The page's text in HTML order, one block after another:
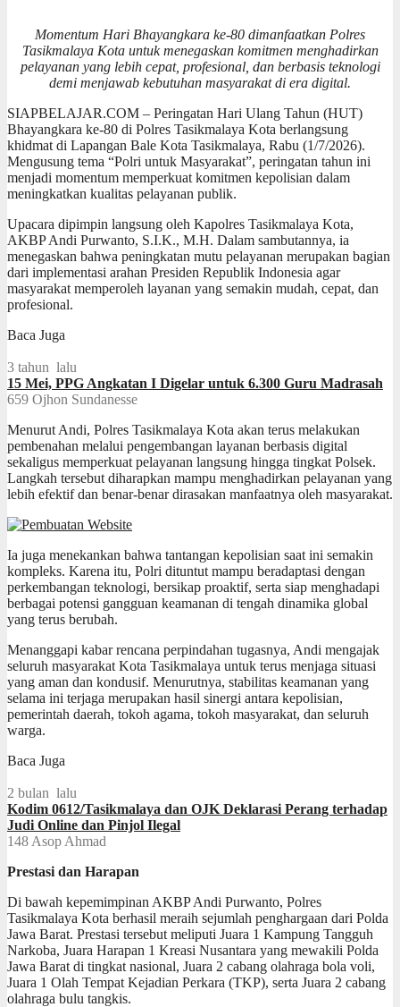
Momentum Hari Bhayangkara ke-80 dimanfaatkan Polres
Tasikmalaya Kota untuk menegaskan komitmen menghadirkan
pelayanan yang lebih cepat, profesional, dan berbasis teknologi
demi menjawab kebutuhan masyarakat di era digital.
SIAPBELAJAR.COM – Peringatan Hari Ulang Tahun (HUT)
Bhayangkara ke-80 di Polres Tasikmalaya Kota berlangsung
khidmat di Lapangan Bale Kota Tasikmalaya, Rabu (1/7/2026).
Mengusung tema “Polri untuk Masyarakat”, peringatan tahun ini
menjadi momentum memperkuat komitmen kepolisian dalam
meningkatkan kualitas pelayanan publik.
Upacara dipimpin langsung oleh Kapolres Tasikmalaya Kota,
AKBP Andi Purwanto, S.I.K., M.H. Dalam sambutannya, ia
menegaskan bahwa peningkatan mutu pelayanan merupakan bagian
dari implementasi arahan Presiden Republik Indonesia agar
masyarakat memperoleh layanan yang semakin mudah, cepat, dan
profesional.
Baca Juga
3 tahun lalu
15 Mei, PPG Angkatan I Digelar untuk 6.300 Guru Madrasah
659 Ojhon Sundanesse
Menurut Andi, Polres Tasikmalaya Kota akan terus melakukan
pembenahan melalui pengembangan layanan berbasis digital
sekaligus memperkuat pelayanan langsung hingga tingkat Polsek.
Langkah tersebut diharapkan mampu menghadirkan pelayanan yang
lebih efektif dan benar-benar dirasakan manfaatnya oleh masyarakat.
Ia juga menekankan bahwa tantangan kepolisian saat ini semakin
kompleks. Karena itu, Polri dituntut mampu beradaptasi dengan
perkembangan teknologi, bersikap proaktif, serta siap menghadapi
berbagai potensi gangguan keamanan di tengah dinamika global
yang terus berubah.
Menanggapi kabar rencana perpindahan tugasnya, Andi mengajak
seluruh masyarakat Kota Tasikmalaya untuk terus menjaga situasi
yang aman dan kondusif. Menurutnya, stabilitas keamanan yang
selama ini terjaga merupakan hasil sinergi antara kepolisian,
pemerintah daerah, tokoh agama, tokoh masyarakat, dan seluruh
warga.
Baca Juga
2 bulan lalu
Kodim 0612/Tasikmalaya dan OJK Deklarasi Perang terhadap
Judi Online dan Pinjol Ilegal
148 Asop Ahmad
Prestasi dan Harapan
Di bawah kepemimpinan AKBP Andi Purwanto, Polres
Tasikmalaya Kota berhasil meraih sejumlah penghargaan dari Polda
Jawa Barat. Prestasi tersebut meliputi Juara 1 Kampung Tangguh
Narkoba, Juara Harapan 1 Kreasi Nusantara yang mewakili Polda
Jawa Barat di tingkat nasional, Juara 2 cabang olahraga bola voli,
Juara 1 Olah Tempat Kejadian Perkara (TKP), serta Juara 2 cabang
olahraga bulu tangkis.